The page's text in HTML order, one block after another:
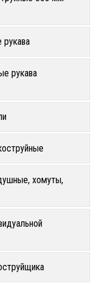
рукава
рукава
хомуты,